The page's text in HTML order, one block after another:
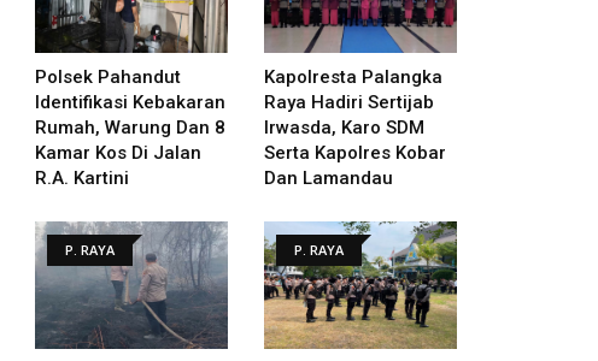
Polsek Pahandut
Identifikasi Kebakaran
Rumah, Warung Dan 8
Kamar Kos Di Jalan
R.A. Kartini
Kapolresta Palangka
Raya Hadiri Sertijab
Irwasda, Karo SDM
Serta Kapolres Kobar
Dan Lamandau
P. RAYA P. RAYA